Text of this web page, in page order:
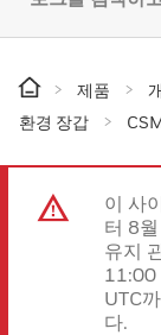
제품
환경 장갑
이 사
터 8
유지
11:00
UTC
다.